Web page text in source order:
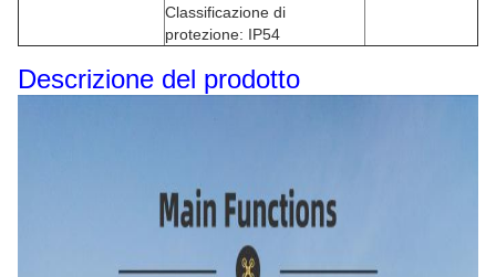
Classificazione di
protezione: IP54
Descrizione del prodotto